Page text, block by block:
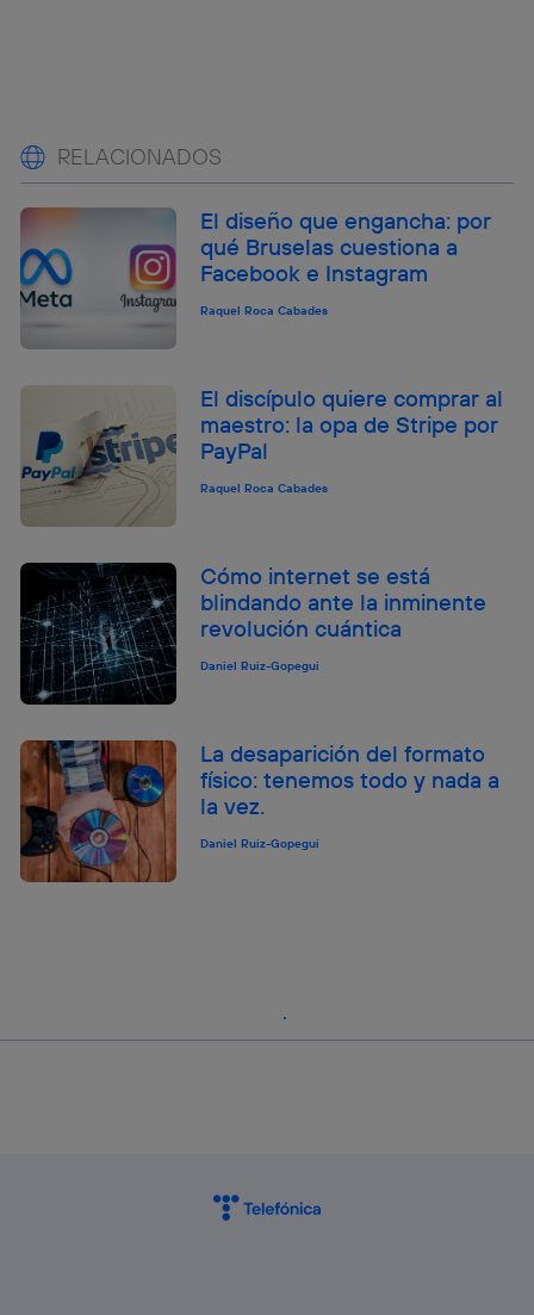
RELACIONADOS
El diseño que engancha: por
qué Bruselas cuestiona a
Facebook e Instagram
Raquel Roca Cabades
El discípulo quiere comprar al
maestro: la opa de Stripe por
PayPal
Raquel Roca Cabades
Cómo internet se está
blindando ante la inminente
revolución cuántica
Daniel Ruiz-Gopegui
La desaparición del formato
físico: tenemos todo y nada a
la vez.
Daniel Ruiz-Gopegui